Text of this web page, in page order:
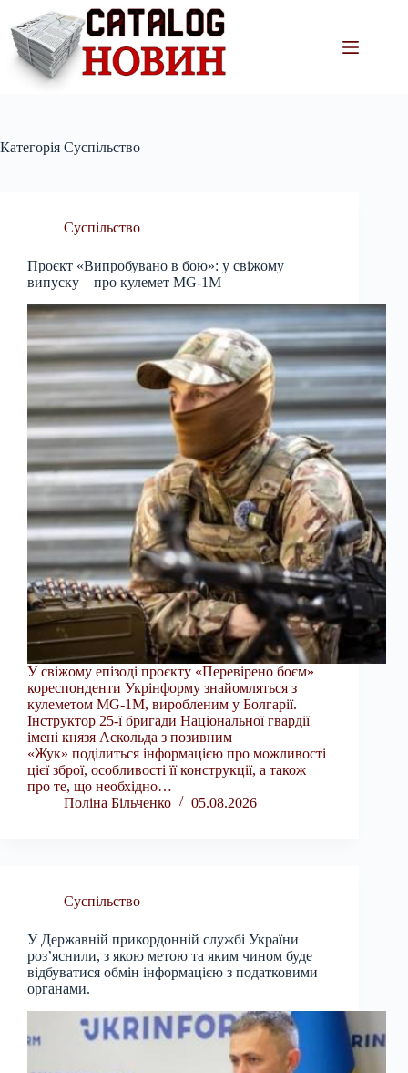
вмісту
Категорія Суспільство
Суспільство
Проєкт «Випробувано в бою»: у свіжому
випуску – про кулемет MG-1М
У свіжому епізоді проєкту «Перевірено боєм»
кореспонденти Укрінформу знайомляться з
кулеметом MG-1М, виробленим у Болгарії.
Інструктор 25-ї бригади Національної гвардії
імені князя Аскольда з позивним
«Жук» поділиться інформацією про можливості
цієї зброї, особливості її конструкції, а також
про те, що необхідно…
Поліна Більченко
05.08.2026
Суспільство
У Державній прикордонній службі України
роз’яснили, з якою метою та яким чином буде
відбуватися обмін інформацією з податковими
органами.